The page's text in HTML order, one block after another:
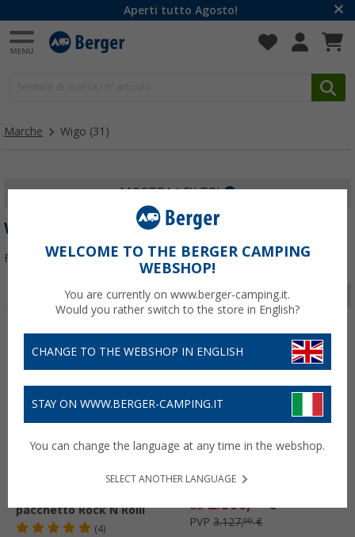
Aperti tutto Agosto!
Marche Wigo (31)
MOSTRA I FILTRI
WIGO
Filtrare per:
Pagina 1 da 2
Plus Ambiente, tenda da
pacchetto Rock N Rolli
(4)
Wigo Rolli Plus Lounge
da2.806, €
PVP 3.127,00€
WELCOME TO THE BERGER CAMPING
WEBSHOP!
You are currently on www.berger-camping.it.
Would you rather switch to the store in English?
CHANGE TO THE WEBSHOP IN ENGLISH
STAY ON WWW.BERGER-CAMPING.IT
You can change the language at any time in the webshop.
SELECT ANOTHER LANGUAGE